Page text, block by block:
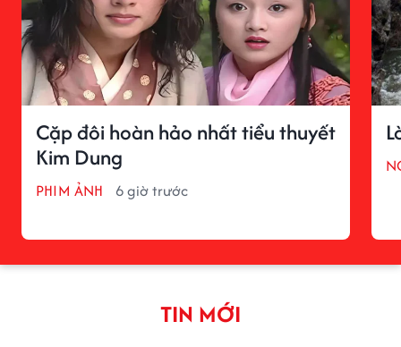
Cặp đôi hoàn hảo nhất tiểu thuyết
Kim Dung
PHIM ẢNH 6 giờ trước
TIN MỚI